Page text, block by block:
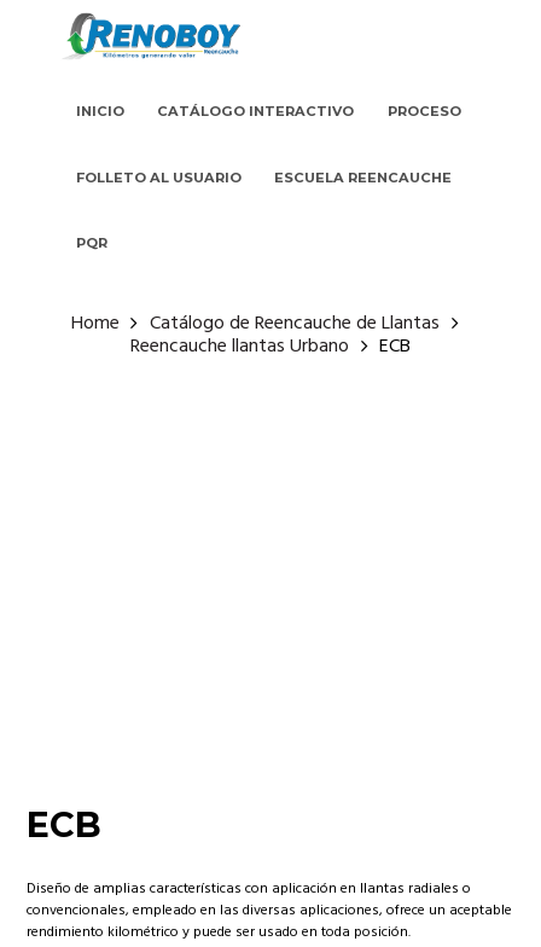
INICIO CATÁLOGO INTERACTIVO PROCESO
FOLLETO AL USUARIO ESCUELA REENCAUCHE
PQR
Home Catálogo de Reencauche de Llantas
Reencauche llantas Urbano ECB
ECB
Diseño de amplias características con aplicación en llantas radiales o
convencionales, empleado en las diversas aplicaciones, ofrece un aceptable
rendimiento kilométrico y puede ser usado en toda posición.